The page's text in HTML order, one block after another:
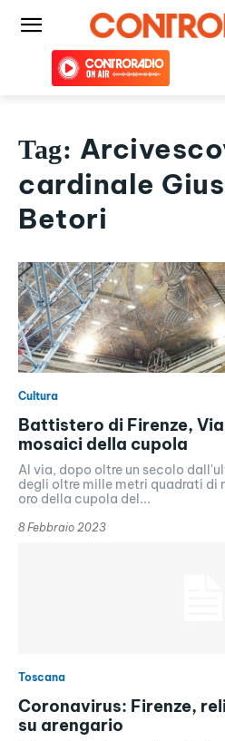
Tag:
cardinale
Betori
Cultura
Battistero di Firenze,
mosaici della cupola
Al via, dopo oltre un secolo
degli oltre mille metri quadrati di
oro della cupola del...
8 Febbraio 2023
Toscana
Coronavirus: Firenze,
su arengario